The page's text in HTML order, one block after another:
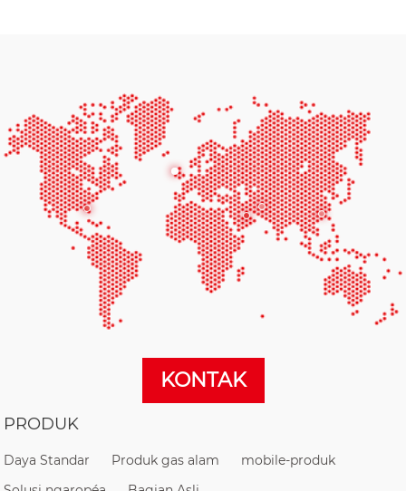
KONTAK
PRODUK
Daya Standar Produk gas alam
mobile-produk